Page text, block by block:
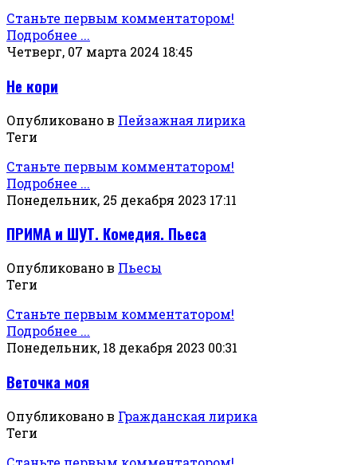
Станьте первым комментатором!
Подробнее ...
Четверг, 07 марта 2024 18:45
Не кори
Опубликовано в Пейзажная лирика
Теги
Станьте первым комментатором!
Подробнее ...
Понедельник, 25 декабря 2023 17:11
ПРИМА и ШУТ. Комедия. Пьеса
Опубликовано в Пьесы
Теги
Станьте первым комментатором!
Подробнее ...
Понедельник, 18 декабря 2023 00:31
Веточка моя
Опубликовано в Гражданская лирика
Теги